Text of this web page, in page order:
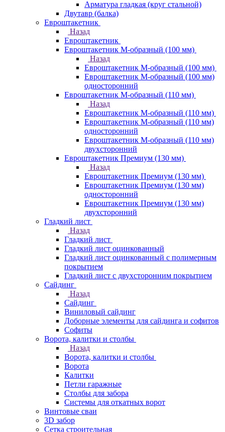
Арматура гладкая (круг стальной)
Двутавр (балка)
Евроштакетник
Назад
Евроштакетник
Евроштакетник М-образный (100 мм)
Назад
Евроштакетник М-образный (100 мм)
Евроштакетник М-образный (100 мм)
односторонний
Евроштакетник М-образный (110 мм)
Назад
Евроштакетник М-образный (110 мм)
Евроштакетник М-образный (110 мм)
односторонний
Евроштакетник М-образный (110 мм)
двухсторонний
Евроштакетник Премиум (130 мм)
Назад
Евроштакетник Премиум (130 мм)
Евроштакетник Премиум (130 мм)
односторонний
Евроштакетник Премиум (130 мм)
двухсторонний
Гладкий лист
Назад
Гладкий лист
Гладкий лист оцинкованный
Гладкий лист оцинкованный с полимерным
покрытием
Гладкий лист с двухсторонним покрытием
Сайдинг
Назад
Сайдинг
Виниловый сайдинг
Доборные элементы для сайдинга и софитов
Софиты
Ворота, калитки и столбы
Назад
Ворота, калитки и столбы
Ворота
Калитки
Петли гаражные
Столбы для забора
Системы для откатных ворот
Винтовые сваи
3D забор
Сетка строительная